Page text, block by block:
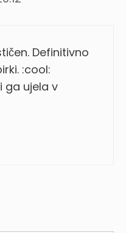
Definitivno
:cool:
ga ujela v